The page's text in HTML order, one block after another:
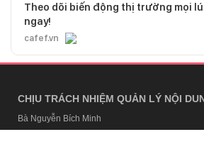
Theo dõi biến động thị trường mọi
ngay!
cafef.vn
CHỊU TRÁCH NHIỆM QUẢN LÝ NỘI
Bà Nguyễn Bích Minh